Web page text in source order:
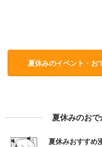
夏休みのイベント・お
夏休みのお
夏休みおすすめ